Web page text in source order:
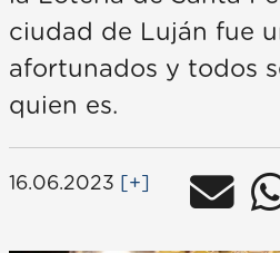
ciudad de Luján fue
afortunados y todos
quien es.
16.06.2023 [+]